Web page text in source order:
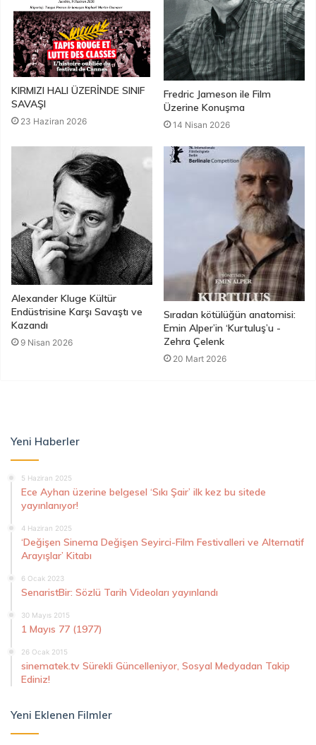
KIRMIZI HALI ÜZERİNDE SINIF
SAVAŞI
23 Haziran 2026
Fredric Jameson ile Film
Üzerine Konuşma
14 Nisan 2026
Alexander Kluge Kültür
Endüstrisine Karşı Savaştı ve
Kazandı
9 Nisan 2026
Sıradan kötülüğün anatomisi:
Emin Alper’in ‘Kurtuluş’u -
Zehra Çelenk
20 Mart 2026
Yeni Haberler
5 Haziran 2025
Ece Ayhan üzerine belgesel ‘Sıkı Şair’ ilk kez bu sitede
yayınlanıyor!
4 Haziran 2025
‘Değişen Sinema Değişen Seyirci-Film Festivalleri ve Alternatif
Arayışlar’ Kitabı
6 Ocak 2023
SenaristBir: Sözlü Tarih Videoları yayınlandı
30 Mayıs 2015
1 Mayıs 77 (1977)
26 Ocak 2015
sinematek.tv Sürekli Güncelleniyor, Sosyal Medyadan Takip
Ediniz!
Yeni Eklenen Filmler